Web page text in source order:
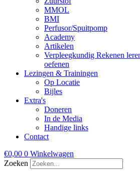
MMOL
BMI
Perfusor/Spuitpomp
Academy
Artikelen
Verpleegkundig Rekenen
oefenen
Lezingen & Trainingen
Op Locatie
Bijles
Extra's
Doneren
In de Media
Handige links
Contact
€0,00 0 Winkelwagen
Zoeken